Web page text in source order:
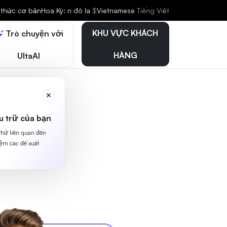
thức cơ bảnHoa Kỳ: n đô la $Vietnamese Tiếng Việt
Trò chuyện với
UltaAI
trữ của bạn
liên quan đến
các đề xuất
KHU VỰC KHÁCH
HÀNG